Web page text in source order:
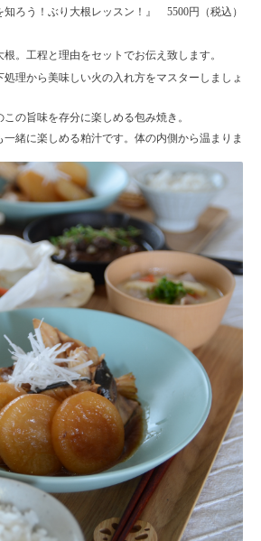
知ろう！ぶり大根レッスン！』 5500円（税込）
。工程と理由をセットでお伝え致します。
処理から美味しい火の入れ方をマスターしましょ
の旨味を存分に楽しめる包み焼き。
一緒に楽しめる粕汁です。体の内側から温まりま